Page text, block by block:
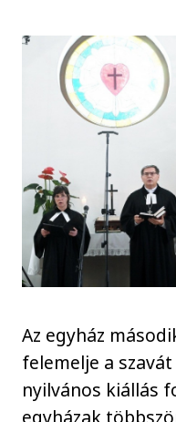
Az egyház
felemelje a
nyilvános kiállás